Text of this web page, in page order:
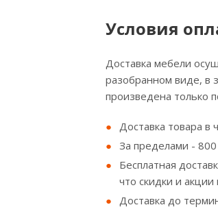
Условия
Доставка мебели
разобранном виде, в
произведена только
Доставка товара в
За пределами - 800
Бесплатная
что скидки и
Доставка до